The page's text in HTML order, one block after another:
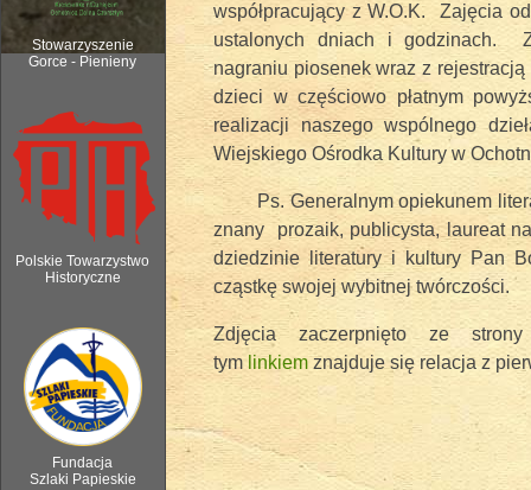
Stowarzyszenie
Gorce - Pienieny
Polskie Towarzystwo
Historyczne
Fundacja
Szlaki Papieskie
Rozpoczęcie sezonu pasterskiego, 6
6 sierpnia 2018 - Watra w Ochotnicy
współpracujący z W.O.K. Zajęcia
ustalonych dniach i godzinach.
nagraniu piosenek wraz z
dzieci w częściowo płatnym
realizacji naszego wspólnego
Wiejskiego Ośrodka Kultury w
Ps. Generalnym opiekunem
znany prozaik, publicysta, laureat
dziedzinie literatury i kultury Pan
cząstkę swojej wybitnej twórczości.
Zdjęcia zaczerpnięto ze
tym linkiemznajduje się relacja z